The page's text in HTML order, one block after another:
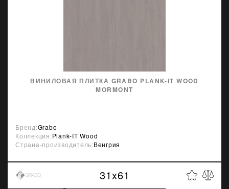
ВИНИЛОВАЯ ПЛИТКА GRABO PLANK-IT WOOD
MORMONT
Бренд:Grabo
Коллекция:Plank-IT Wood
Страна-производитель:Венгрия
31x61